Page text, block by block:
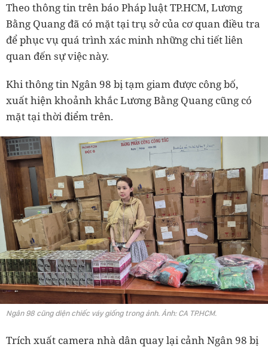
Theo thông tin trên báo Pháp luật TP.HCM, Lương
Bằng Quang đã có mặt tại trụ sở của cơ quan điều tra
để phục vụ quá trình xác minh những chi tiết liên
quan đến sự việc này.
Khi thông tin Ngân 98 bị tạm giam được công bố,
xuất hiện khoảnh khắc Lương Bằng Quang cũng có
mặt tại thời điểm trên.
Ngân 98 cũng diện chiếc váy giống trong ảnh. Ảnh: CA TP.HCM.
Trích xuất camera nhà dân quay lại cảnh Ngân 98 bị